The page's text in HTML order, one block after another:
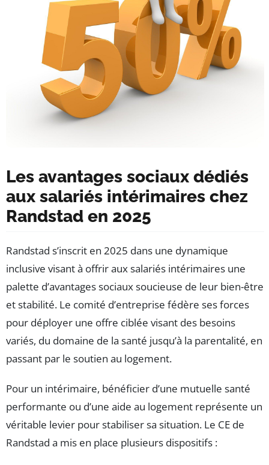
Les avantages sociaux dédiés
aux salariés intérimaires chez
Randstad en 2025
Randstad s’inscrit en 2025 dans une dynamique
inclusive visant à offrir aux salariés intérimaires une
palette d’avantages sociaux soucieuse de leur bien-être
et stabilité. Le comité d’entreprise fédère ses forces
pour déployer une offre ciblée visant des besoins
variés, du domaine de la santé jusqu’à la parentalité, en
passant par le soutien au logement.
Pour un intérimaire, bénéficier d’une mutuelle santé
performante ou d’une aide au logement représente un
véritable levier pour stabiliser sa situation. Le CE de
Randstad a mis en place plusieurs dispositifs :